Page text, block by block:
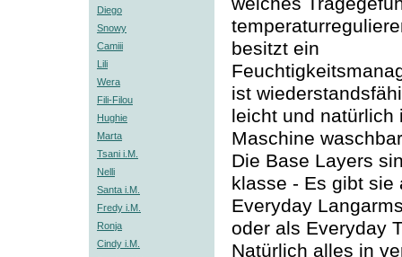
Diego
Snowy
Camiii
Lili
Wera
Fili-Filou
Hughie
Marta
Tsani i.M.
Nelli
Santa i.M.
Fredy i.M.
Ronja
Cindy i.M.
besitzt ein
ist
leicht und natürlich
Maschine
Die Base Layers
klasse - Es gibt sie
Everyday
oder als Everyday
Natürlich alles in